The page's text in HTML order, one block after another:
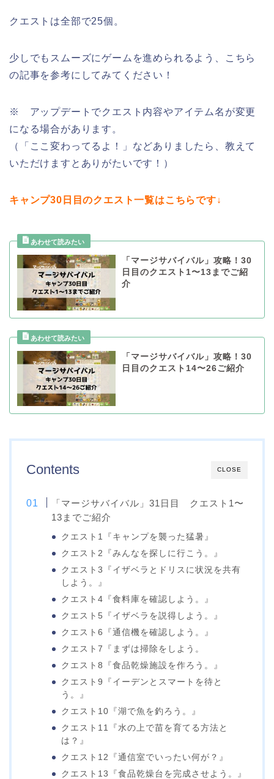
クエストは全部で25個。
少しでもスムーズにゲームを進められるよう、こちら
の記事を参考にしてみてください！
※ アップデートでクエスト内容やアイテム名が変更
になる場合があります。
（「ここ変わってるよ！」などありましたら、教えて
いただけますとありがたいです！）
キャンプ30日目のクエスト一覧はこちらです↓
「マージサバイバル」攻略！30
日目のクエスト1〜13までご紹
介
「マージサバイバル」攻略！30
日目のクエスト14〜26ご紹介
CLOSE
Contents
「マージサバイバル」31日目 クエスト1〜
13までご紹介
クエスト1『キャンプを襲った猛暑』
クエスト2『みんなを探しに行こう。』
クエスト3『イザベラとドリスに状況を共有
しよう。』
クエスト4『食料庫を確認しよう。』
クエスト5『イザベラを説得しよう。』
クエスト6『通信機を確認しよう。』
クエスト7『まずは掃除をしよう。
クエスト8『食品乾燥施設を作ろう。』
クエスト9『イーデンとスマートを待と
う。』
クエスト10『湖で魚を釣ろう。』
クエスト11『水の上で苗を育てる方法と
は？』
クエスト12『通信室でいったい何が？』
クエスト13『食品乾燥台を完成させよう。』